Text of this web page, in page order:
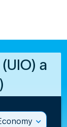
a
expand_more